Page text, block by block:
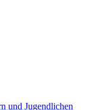
und Jugendlichen